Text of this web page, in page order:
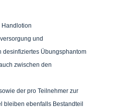
Handlotion
und
desinfiziertes Übungsphantom
zwischen den
der pro Teilnehmer zur
bleiben ebenfalls Bestandteil